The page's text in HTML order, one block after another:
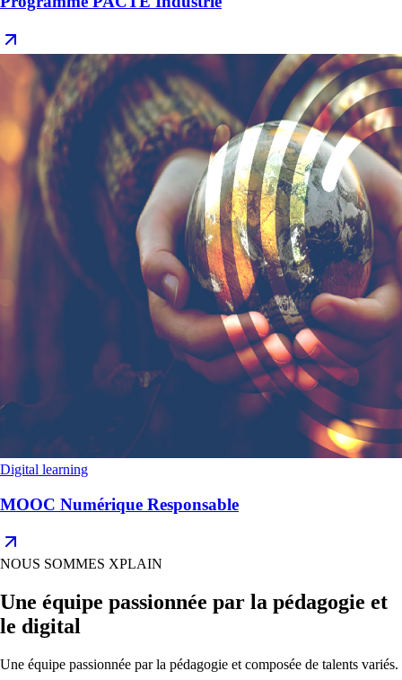
Digital learning
MOOC Numérique Responsable
NOUS SOMMES XPLAIN
Une équipe passionnée par la pédagogie et
le digital
Une équipe passionnée par la pédagogie et composée de talents variés.